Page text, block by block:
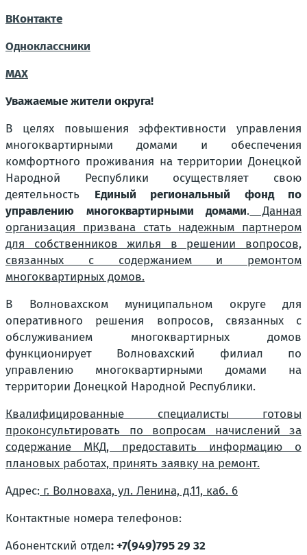
ВКонтакте
Одноклассники
MAX
Уважаемые жители округа!
В целях повышения эффективности управления
многоквартирными домами и обеспечения
комфортного проживания на территории Донецкой
Народной Республики осуществляет свою
деятельность Единый региональный фонд по
управлению многоквартирными домами. Данная
организация призвана стать надежным партнером
для собственников жилья в решении вопросов,
связанных с содержанием и ремонтом
многоквартирных домов.
В Волновахском муниципальном округе для
оперативного решения вопросов, связанных с
обслуживанием многоквартирных домов
функционирует Волновахский филиал по
управлению многоквартирными домами на
территории Донецкой Народной Республики.
Квалифицированные специалисты готовы
проконсультировать по вопросам начислений за
содержание МКД, предоставить информацию о
плановых работах, принять заявку на ремонт.
Адрес: г. Волноваха, ул. Ленина, д.11, каб. 6
Контактные номера телефонов:
Абонентский отдел:+7(949)795 29 32